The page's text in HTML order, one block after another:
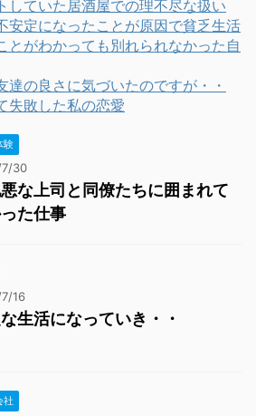
していた居酒屋での理不尽な扱い
安定になったことが原因で貧乏生活
とがわかっても別れられなかった自
達の良さに気づいたのですが・・
失敗した私の恋愛
験
30
な上司と同僚たちに囲まれて
た仕事
16
生活になっていき・・
社